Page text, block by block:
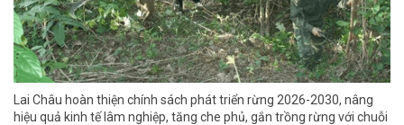
Lai Châu hoàn thiện chính sách phát triển rừng 2026-2030, nâng
hiệu quả kinh tế lâm nghiệp, tăng che phủ, gắn trồng rừng với chuỗi